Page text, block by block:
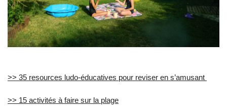
>> 35 resources ludo-éducatives pour reviser en s’amusant
>> 15 activités à faire sur la plage